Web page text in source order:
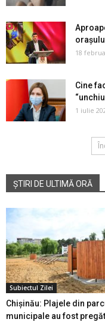
18
Cine
1 iulie
ȘTIRI DE ULTIMĂ ORĂ
Subiectul Zilei
Chișinău: Plajele din
municipale au fost